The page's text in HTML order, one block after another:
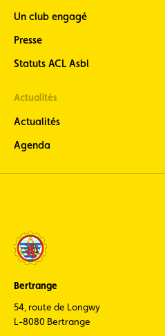
Un club engagé
Presse
Statuts ACL Asbl
Actualités
Actualités
Agenda
Bertrange
54, route de Longwy
L-8080 Bertrange